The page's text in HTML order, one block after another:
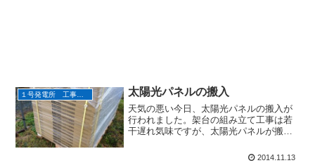
１号発電所 工事状況 太陽光パネルの搬入
天気の悪い今日、太陽光パネルの搬入が
行われました。架台の組み立て工事は若
干遅れ気味ですが、太陽光パネルが搬入
2014.11.13